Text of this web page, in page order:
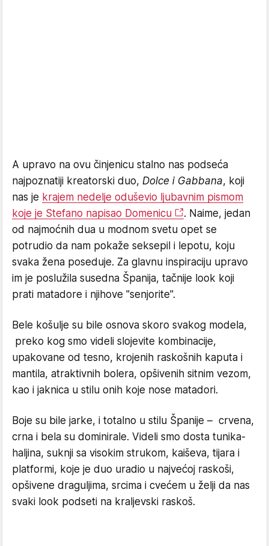
A upravo na ovu činjenicu stalno nas podseća
najpoznatiji kreatorski duo, Dolce i Gabbana, koji
nas je krajem nedelje oduševio ljubavnim pismom
koje je Stefano napisao Domenicu
. Naime, jedan
od najmoćnih dua u modnom svetu opet se
potrudio da nam pokaže seksepil i lepotu, koju
svaka žena poseduje. Za glavnu inspiraciju upravo
im je poslužila susedna Španija, tačnije look koji
prati matadore i njihove "senjorite".
Bele košulje su bile osnova skoro svakog modela,
preko kog smo videli slojevite kombinacije,
upakovane od tesno, krojenih raskošnih kaputa i
mantila, atraktivnih bolera, opšivenih sitnim vezom,
kao i jaknica u stilu onih koje nose matadori.
Boje su bile jarke, i totalno u stilu Španije – crvena,
crna i bela su dominirale. Videli smo dosta tunika-
haljina, suknji sa visokim strukom, kaiševa, tijara i
platformi, koje je duo uradio u najvećoj raskoši,
opšivene draguljima, srcima i cvećem u želji da nas
svaki look podseti na kraljevski raskoš.